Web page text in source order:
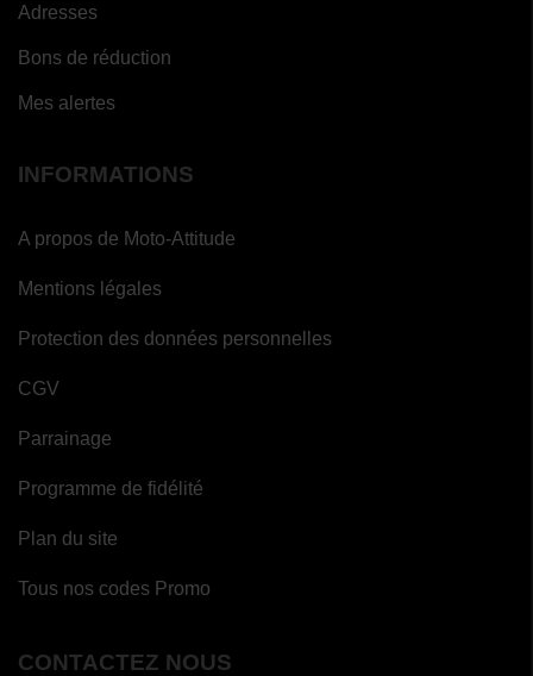
Adresses
Bons de réduction
Mes alertes
INFORMATIONS
A propos de Moto-Attitude
Mentions légales
Protection des données personnelles
CGV
Parrainage
Programme de fidélité
Plan du site
Tous nos codes Promo
CONTACTEZ NOUS